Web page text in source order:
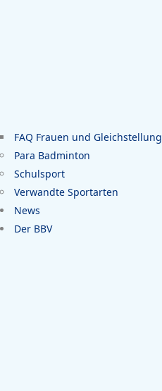
FAQ Frauen und Gleichstellung
Para Badminton
Schulsport
Verwandte Sportarten
News
Der BBV